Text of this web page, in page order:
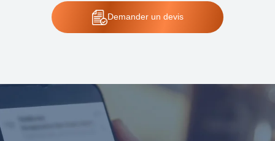
Demanderun devis